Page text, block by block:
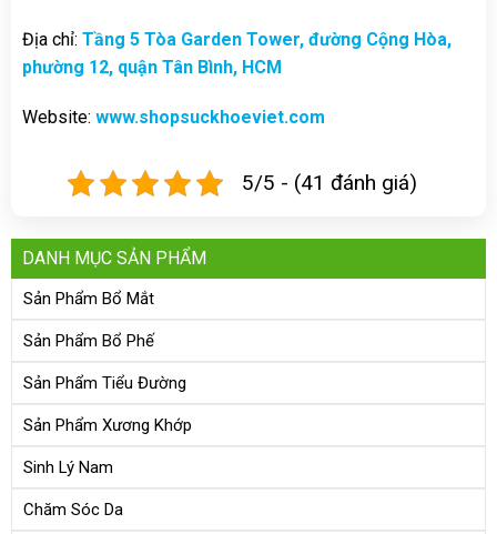
Địa chỉ: Tầng 5 Tòa Garden Tower, đường Cộng Hòa,
phường 12, quận Tân Bình, HCM
Website: www.shopsuckhoeviet.com
5/5 - (41 đánh giá)
DANH MỤC SẢN PHẨM
Sản Phẩm Bổ Mắt
Sản Phẩm Bổ Phế
Sản Phẩm Tiểu Đường
Sản Phẩm Xương Khớp
Sinh Lý Nam
Chăm Sóc Da